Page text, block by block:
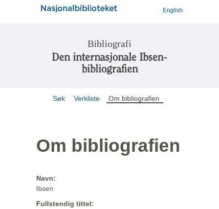
English
Bibliografi
Den internasjonale Ibsen-
bibliografien
Søk Verkliste Om bibliografien
Om bibliografien
Navn:
Ibsen
Fullstendig tittel: